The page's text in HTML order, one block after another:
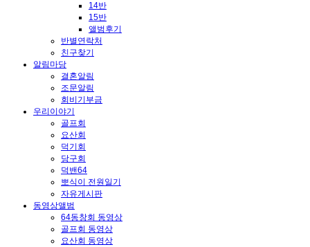
14반
15반
앨범후기
반별연락처
친구찾기
알림마당
결혼알림
조문알림
회비기부금
우리이야기
골프회
요산회
덕기회
당구회
덕밴64
뽀식이 전원일기
자유게시판
동영상앨범
64동창회 동영상
골프회 동영상
요산회 동영상